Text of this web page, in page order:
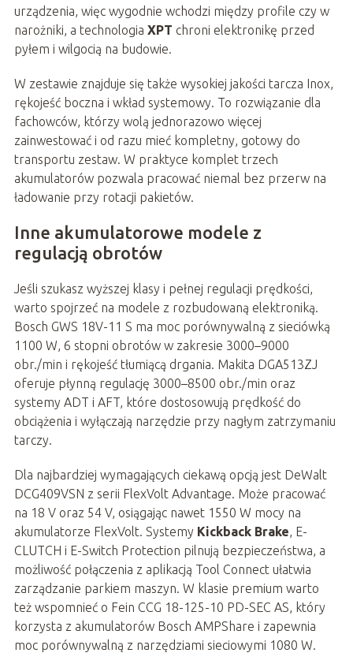
urządzenia, więc wygodnie wchodzi między profile czy w
narożniki, a technologia XPT chroni elektronikę przed
pyłem i wilgocią na budowie.
W zestawie znajduje się także wysokiej jakości tarcza Inox,
rękojeść boczna i wkład systemowy. To rozwiązanie dla
fachowców, którzy wolą jednorazowo więcej
zainwestować i od razu mieć kompletny, gotowy do
transportu zestaw. W praktyce komplet trzech
akumulatorów pozwala pracować niemal bez przerw na
ładowanie przy rotacji pakietów.
Inne akumulatorowe modele z
regulacją obrotów
Jeśli szukasz wyższej klasy i pełnej regulacji prędkości,
warto spojrzeć na modele z rozbudowaną elektroniką.
Bosch GWS 18V-11 S ma moc porównywalną z sieciówką
1100 W, 6 stopni obrotów w zakresie 3000–9000
obr./min i rękojeść tłumiącą drgania. Makita DGA513ZJ
oferuje płynną regulację 3000–8500 obr./min oraz
systemy ADT i AFT, które dostosowują prędkość do
obciążenia i wyłączają narzędzie przy nagłym zatrzymaniu
tarczy.
Dla najbardziej wymagających ciekawą opcją jest DeWalt
DCG409VSN z serii FlexVolt Advantage. Może pracować
na 18 V oraz 54 V, osiągając nawet 1550 W mocy na
akumulatorze FlexVolt. Systemy Kickback Brake , E-
CLUTCH i E-Switch Protection pilnują bezpieczeństwa, a
możliwość połączenia z aplikacją Tool Connect ułatwia
zarządzanie parkiem maszyn. W klasie premium warto
też wspomnieć o Fein CCG 18-125-10 PD-SEC AS, który
korzysta z akumulatorów Bosch AMPShare i zapewnia
moc porównywalną z narzędziami sieciowymi 1080 W.